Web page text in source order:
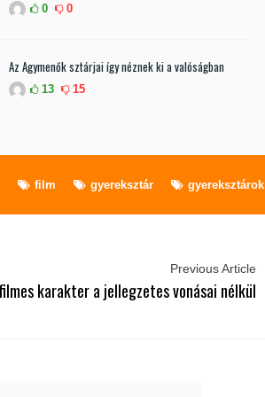
0 0
Az Agymenők sztárjai így néznek ki a valóságban
13 15
film gyereksztár gyereksztárok
Previous Article
karakter a jellegzetes vonásai nélkül